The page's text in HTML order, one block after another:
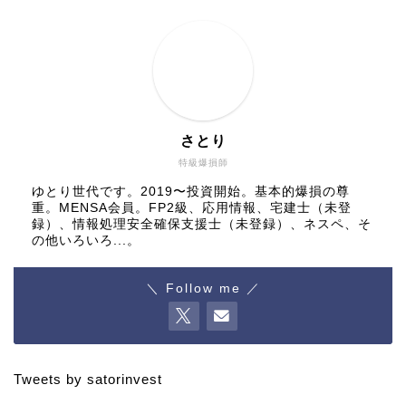
特級爆損師
さとり
ゆとり世代です。2019〜投資開始。基本的爆損の尊
重。MENSA会員。FP2級、応用情報、宅建士（未登
録）、情報処理安全確保支援士（未登録）、ネスペ、そ
の他いろいろ...。
＼ Follow me ／
Tweets by satorinvest